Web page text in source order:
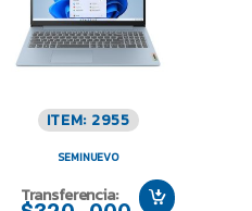
ITEM: 2955
SEMINUEVO
Transferencia: